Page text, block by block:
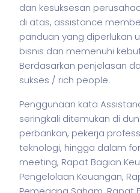
dan kesuksesan
di atas, assistance
panduan yang diperlukan
bisnis dan memenuhi
Berdasarkan penjelasan
sukses / rich people.
Penggunaan kata
seringkali ditemukan di
perbankan, pekerja
teknologi, hingga dalam
meeting, Rapat Bagian
Pengelolaan Keuangan,